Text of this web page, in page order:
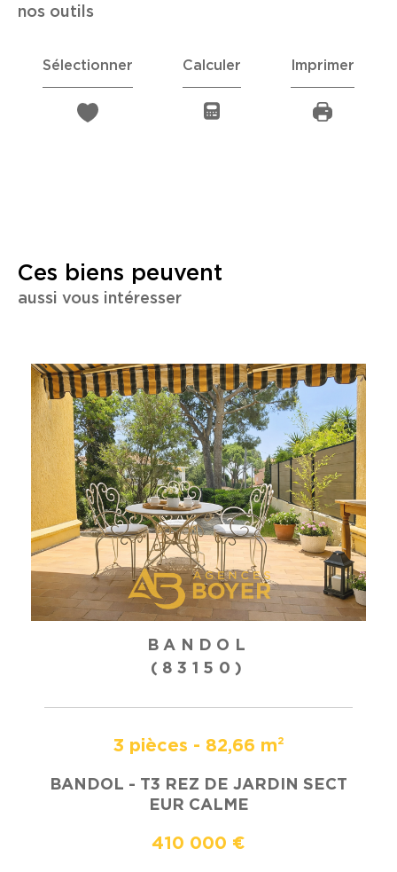
nos outils
Sélectionner Calculer Imprimer
Ces biens peuvent
aussi vous intéresser
BANDOL
(83150)
3 pièces - 82,66 m²
BANDOL - T3 REZ DE JARDIN SECT
EUR CALME
410 000 €